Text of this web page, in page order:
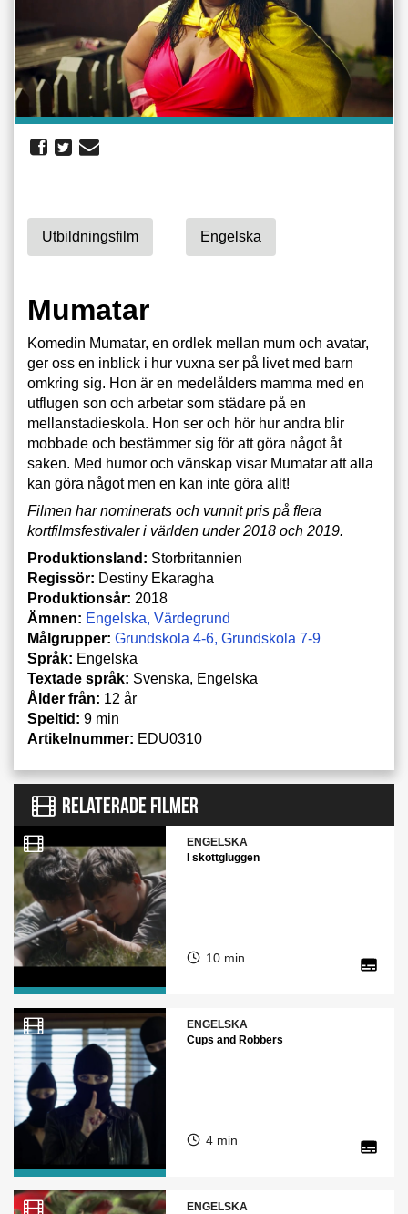
Utbildningsfilm Engelska
Mumatar
Komedin Mumatar, en ordlek mellan mum och avatar,
ger oss en inblick i hur vuxna ser på livet med barn
omkring sig. Hon är en medelålders mamma med en
utflugen son och arbetar som städare på en
mellanstadieskola. Hon ser och hör hur andra blir
mobbade och bestämmer sig för att göra något åt
saken. Med humor och vänskap visar Mumatar att alla
kan göra något men en kan inte göra allt!
Filmen har nominerats och vunnit pris på flera
kortfilmsfestivaler i världen under 2018 och 2019.
Produktionsland: Storbritannien
Regissör: Destiny Ekaragha
Produktionsår: 2018
Ämnen: Engelska Värdegrund
Målgrupper: Grundskola 4-6 Grundskola 7-9
Språk: Engelska
Textade språk: Svenska, Engelska
Ålder från: 12 år
Speltid: 9 min
Artikelnummer: EDU0310
RELATERADE FILMER
ENGELSKA
I skottgluggen
10 min
ENGELSKA
Cups and Robbers
4 min
ENGELSKA